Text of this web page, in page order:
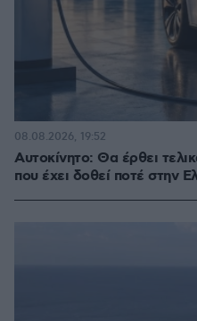
Αυτοκίνητο: Θα έρθει
που έχει δοθεί ποτέ στην
08.08.2026, 19:52